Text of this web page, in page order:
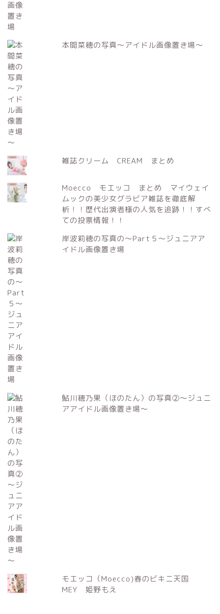
本間菜穂の写真～アイドル画像置き場～
雑誌クリーム CREAM まとめ
Moecco モエッコ まとめ マイウェイ
ムックの美少女グラビア雑誌を徹底解
析！！歴代出演者様の人気を追跡！！すべ
ての投票情報！！
岸波莉穂の写真の～Part５～ジュニアア
イドル画像置き場
鮎川穂乃果（ほのたん）の写真②～ジュニ
アアイドル画像置き場～
モエッコ（Moecco)春のビキニ天国
MEY 姫野もえ